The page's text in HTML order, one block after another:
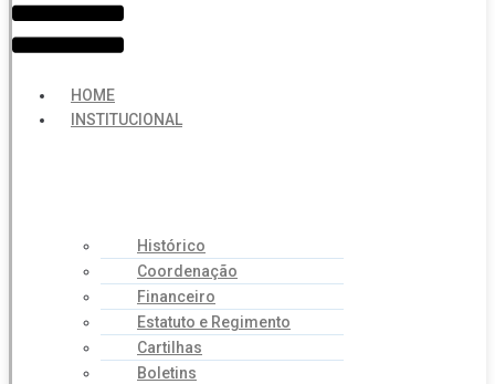
HOME
INSTITUCIONAL
Histórico
Coordenação
Financeiro
Estatuto e Regimento
Cartilhas
Boletins